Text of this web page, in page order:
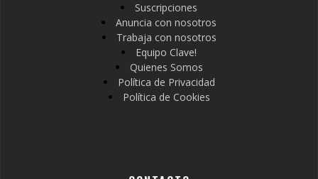
Suscripciones
Anuncia con nosotros
Trabaja con nosotros
Equipo Clave!
Quienes Somos
Política de Privacidad
Política de Cookies